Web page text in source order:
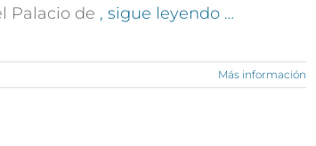
Palacio de , sigue leyendo …
Más información